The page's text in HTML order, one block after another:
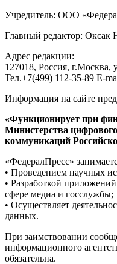
Учредитель: ООО
Главный редактор: Оксак
Адрес редакции:
127018, Россия, г.Москва,
Тел.+7(499) 112-35-89 E-
Информация на сайте
«Функционирует при
Министерства
коммуникаций
«ФедералПресс»
• Проведением научных
• Разработкой
сфере медиа и госслужбы;
• Осуществляет
данных.
При заимствовании
информационного
обязательна.